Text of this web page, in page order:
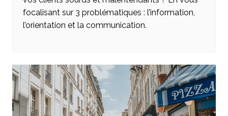
focalisant sur 3 problématiques : l’information,
l’orientation et la communication.